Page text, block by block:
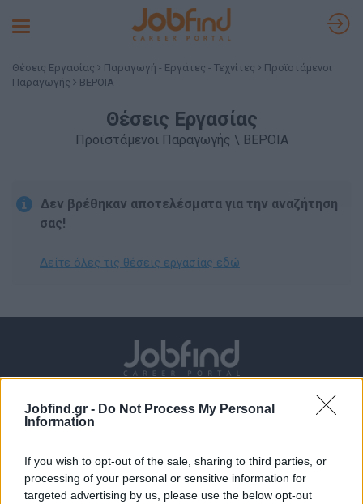
Jobfind.gr - Do Not Process My Personal
Information
If you wish to opt-out of the sale, sharing to third parties, or
processing of your personal or sensitive information for
targeted advertising by us, please use the below opt-out
Toggle
Θέσεις Εργασίας Παραγωγή - Εργάτες - Τεχνίτες
Προϊστάμενοι
Παραγωγής
ΒΕΡΟΙΑ
Θέσεις Εργασίας
Προϊστάμενοι Παραγωγής \ ΒΕΡΟΙΑ
Δεν βρέθηκαν αποτελέσματα για την αναζήτηση
σας!
Δείτε όλες τις θέσεις εργασίας εδώ